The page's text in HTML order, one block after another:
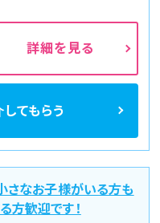
詳細を見る
てもらう
さなお子様がいる方も
方歓迎です！